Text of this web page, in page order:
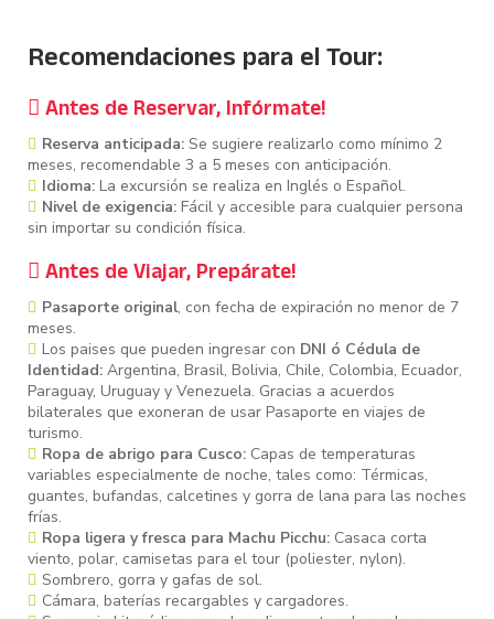
Recomendaciones para el Tour:
Antes de Reservar, Infórmate!
Reserva anticipada: Se sugiere realizarlo como mínimo 2
meses, recomendable 3 a 5 meses con anticipación.
Idioma: La excursión se realiza en Inglés o Español.
Nivel de exigencia: Fácil y accesible para cualquier persona
sin importar su condición física.
Antes de Viajar, Prepárate!
Pasaporte original, con fecha de expiración no menor de 7
meses.
Los paises que pueden ingresar con DNI ó Cédula de
Identidad: Argentina, Brasil, Bolivia, Chile, Colombia, Ecuador,
Paraguay, Uruguay y Venezuela. Gracias a acuerdos
bilaterales que exoneran de usar Pasaporte en viajes de
turismo.
Ropa de abrigo para Cusco: Capas de temperaturas
variables especialmente de noche, tales como: Térmicas,
guantes, bufandas, calcetines y gorra de lana para las noches
frías.
Ropa ligera y fresca para Machu Picchu: Casaca corta
viento, polar, camisetas para el tour (poliester, nylon).
Sombrero, gorra y gafas de sol.
Cámara, baterías recargables y cargadores.